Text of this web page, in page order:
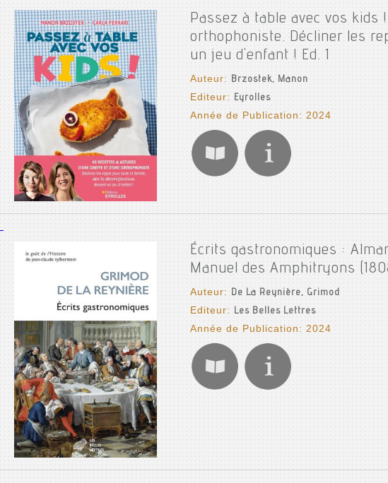
Passez à table avec vos
orthophoniste. Décliner les
un jeu d'enfant ! Ed. 1
Auteur: Brzostek, Manon
Editeur:Eyrolles
Année de Publication: 2024
Écrits gastronomiques :
Manuel des Amphitryons
Auteur: De La Reynière, Grimod
Editeur:Les Belles Lettres
Année de Publication: 2024